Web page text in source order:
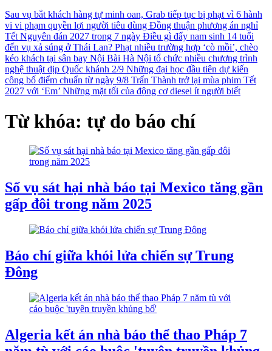
Sau vụ bắt khách hàng tự minh oan, Grab tiếp tục bị phạt vì 6 hành
vi vi phạm quyền lợi người tiêu dùng Đồng thuận phương án nghỉ
Tết Nguyên đán 2027 trong 7 ngày Điều gì đẩy nam sinh 14 tuổi
đến vụ xả súng ở Thái Lan? Phạt nhiều trường hợp ‘cò mồi’, chèo
kéo khách tại sân bay Nội Bài Hà Nội tổ chức nhiều chương trình
nghệ thuật dịp Quốc khánh 2/9 Những đại học đầu tiên dự kiến
công bố điểm chuẩn từ ngày 9/8 Trấn Thành trở lại mùa phim Tết
2027 với ‘Em’ Những mặt tối của động cơ diesel ít người biết
Từ khóa: tự do báo chí
Số vụ sát hại nhà báo tại Mexico tăng gần
gấp đôi trong năm 2025
Báo chí giữa khói lửa chiến sự Trung
Đông
Algeria kết án nhà báo thể thao Pháp 7